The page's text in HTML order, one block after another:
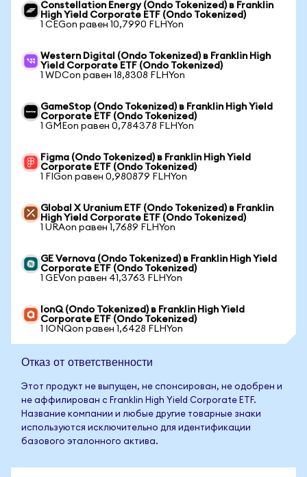
Constellation Energy (Ondo Tokenized) в Franklin
High Yield Corporate ETF (Ondo Tokenized)
1 CEGon равен 10,7990 FLHYon
Western Digital (Ondo Tokenized) в Franklin High
Yield Corporate ETF (Ondo Tokenized)
1 WDCon равен 18,8308 FLHYon
GameStop (Ondo Tokenized) в Franklin High Yield
Corporate ETF (Ondo Tokenized)
1 GMEon равен 0,784378 FLHYon
Figma (Ondo Tokenized) в Franklin High Yield
Corporate ETF (Ondo Tokenized)
1 FIGon равен 0,980879 FLHYon
Global X Uranium ETF (Ondo Tokenized) в Franklin
High Yield Corporate ETF (Ondo Tokenized)
1 URAon равен 1,7689 FLHYon
GE Vernova (Ondo Tokenized) в Franklin High Yield
Corporate ETF (Ondo Tokenized)
1 GEVon равен 41,3763 FLHYon
IonQ (Ondo Tokenized) в Franklin High Yield
Corporate ETF (Ondo Tokenized)
1 IONQon равен 1,6428 FLHYon
Отказ от ответственности
Этот продукт не выпущен, не спонсирован, не одобрен и
не аффилирован с Franklin High Yield Corporate ETF.
Название компании и любые другие товарные знаки
используются исключительно для идентификации
базового эталонного актива.